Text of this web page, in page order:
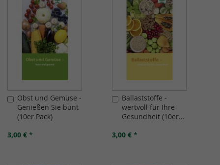
In
den
Warenkorb
Obst und Gemüse -
Genießen Sie bunt
(10er Pack)
3,00 € *
In
den
Warenkorb
Ballaststoffe -
wertvoll für Ihre
Gesundheit (10er
3,00 € *